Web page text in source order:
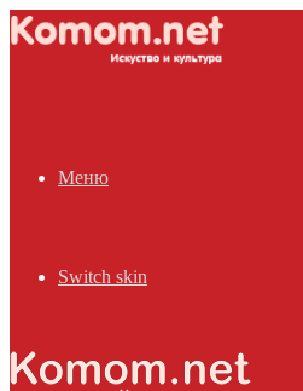
Меню
Switch skin